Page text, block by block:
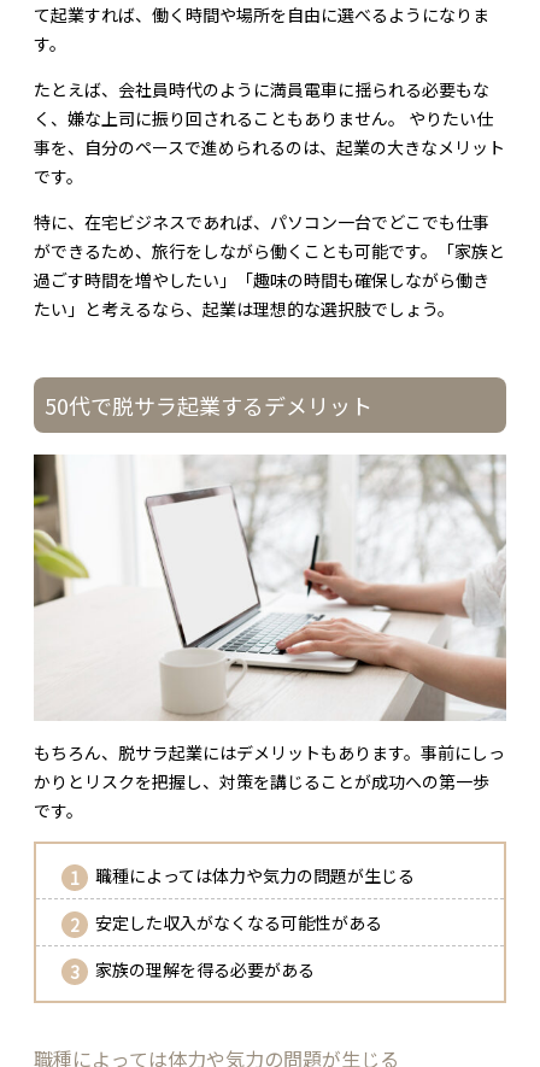
て起業すれば、働く時間や場所を自由に選べるようになりま
す。
たとえば、会社員時代のように満員電車に揺られる必要もな
く、嫌な上司に振り回されることもありません。 やりたい仕
事を、自分のペースで進められるのは、起業の大きなメリット
です。
特に、在宅ビジネスであれば、パソコン一台でどこでも仕事
ができるため、旅行をしながら働くことも可能です。「家族と
過ごす時間を増やしたい」「趣味の時間も確保しながら働き
たい」と考えるなら、起業は理想的な選択肢でしょう。
50代で脱サラ起業するデメリット
もちろん、脱サラ起業にはデメリットもあります。事前にしっ
かりとリスクを把握し、対策を講じることが成功への第一歩
です。
職種によっては体力や気力の問題が生じる
安定した収入がなくなる可能性がある
家族の理解を得る必要がある
職種によっては体力や気力の問題が生じる